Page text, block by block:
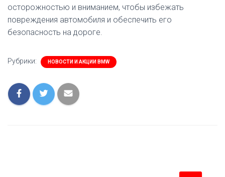
осторожностью и вниманием, чтобы избежать
повреждения автомобиля и обеспечить его
безопасность на дороге.
Рубрики: НОВОСТИ И АКЦИИ BMW